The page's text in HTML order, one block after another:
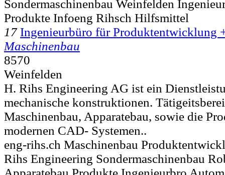
Sondermaschinenbau Weinfelden
Produkte Infoeng Rihsch Hilfsmittel
17 Ingenieurbüro für Produktentwicklung
Maschinenbau
8570
Weinfelden
H. Rihs Engineering AG ist ein
mechanische konstruktionen.
Maschinenbau, Apparatebau, sowie die
modernen CAD- Systemen..
eng-rihs.ch Maschinenbau
Rihs Engineering Sondermaschinenbau